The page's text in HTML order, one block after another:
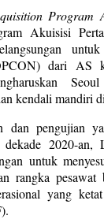
Program
Akuisisi
dari AS
kendali mandiri
dan pengujian
2020-an,
untuk
rangka pesawat
yang